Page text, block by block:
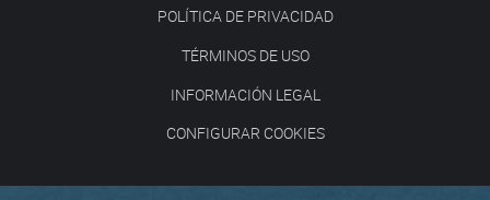
POLÍTICA DE PRIVACIDAD
TÉRMINOS DE USO
INFORMACIÓN LEGAL
CONFIGURAR COOKIES